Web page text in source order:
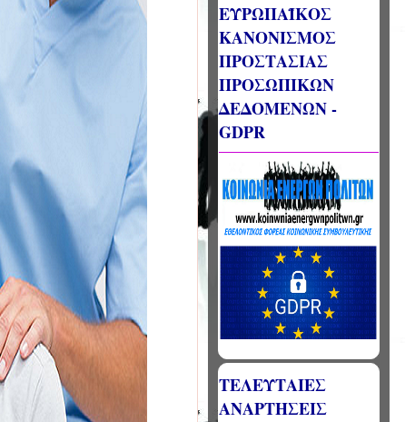
ΕΥΡΩΠΑΪΚΟΣ
ΚΑΝΟΝΙΣΜΟΣ
ΠΡΟΣΤΑΣΙΑΣ
ΠΡΟΣΩΠΙΚΩΝ
ΔΕΔΟΜΕΝΩΝ -
GDPR
ΤΕΛΕΥΤΑΙΕΣ
ΑΝΑΡΤΗΣΕΙΣ